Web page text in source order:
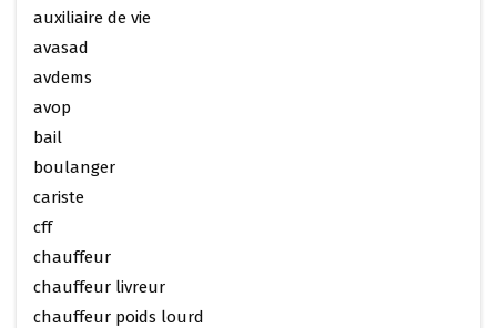
auxiliaire de vie
avasad
avdems
avop
bail
boulanger
cariste
cff
chauffeur
chauffeur livreur
chauffeur poids lourd